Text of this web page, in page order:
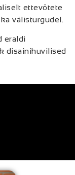
ettevõtete
välisturgudel.
eraldi
disainihuvilised